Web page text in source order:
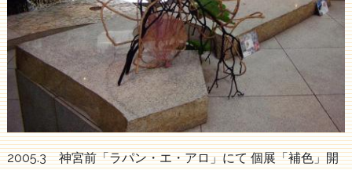
2005.3 神宮前「ラパン・エ・アロ」にて 個展「補色」開